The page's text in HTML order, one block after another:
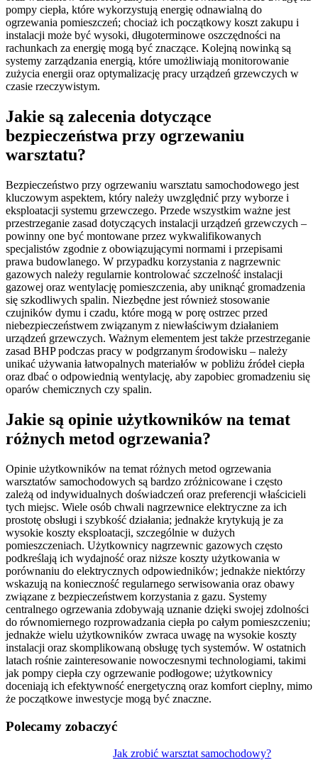
pompy ciepła, które wykorzystują energię odnawialną do
ogrzewania pomieszczeń; chociaż ich początkowy koszt zakupu i
instalacji może być wysoki, długoterminowe oszczędności na
rachunkach za energię mogą być znaczące. Kolejną nowinką są
systemy zarządzania energią, które umożliwiają monitorowanie
zużycia energii oraz optymalizację pracy urządzeń grzewczych w
czasie rzeczywistym.
Jakie są zalecenia dotyczące
bezpieczeństwa przy ogrzewaniu
warsztatu?
Bezpieczeństwo przy ogrzewaniu warsztatu samochodowego jest
kluczowym aspektem, który należy uwzględnić przy wyborze i
eksploatacji systemu grzewczego. Przede wszystkim ważne jest
przestrzeganie zasad dotyczących instalacji urządzeń grzewczych –
powinny one być montowane przez wykwalifikowanych
specjalistów zgodnie z obowiązującymi normami i przepisami
prawa budowlanego. W przypadku korzystania z nagrzewnic
gazowych należy regularnie kontrolować szczelność instalacji
gazowej oraz wentylację pomieszczenia, aby uniknąć gromadzenia
się szkodliwych spalin. Niezbędne jest również stosowanie
czujników dymu i czadu, które mogą w porę ostrzec przed
niebezpieczeństwem związanym z niewłaściwym działaniem
urządzeń grzewczych. Ważnym elementem jest także przestrzeganie
zasad BHP podczas pracy w podgrzanym środowisku – należy
unikać używania łatwopalnych materiałów w pobliżu źródeł ciepła
oraz dbać o odpowiednią wentylację, aby zapobiec gromadzeniu się
oparów chemicznych czy spalin.
Jakie są opinie użytkowników na temat
różnych metod ogrzewania?
Opinie użytkowników na temat różnych metod ogrzewania
warsztatów samochodowych są bardzo zróżnicowane i często
zależą od indywidualnych doświadczeń oraz preferencji właścicieli
tych miejsc. Wiele osób chwali nagrzewnice elektryczne za ich
prostotę obsługi i szybkość działania; jednakże krytykują je za
wysokie koszty eksploatacji, szczególnie w dużych
pomieszczeniach. Użytkownicy nagrzewnic gazowych często
podkreślają ich wydajność oraz niższe koszty użytkowania w
porównaniu do elektrycznych odpowiedników; jednakże niektórzy
wskazują na konieczność regularnego serwisowania oraz obawy
związane z bezpieczeństwem korzystania z gazu. Systemy
centralnego ogrzewania zdobywają uznanie dzięki swojej zdolności
do równomiernego rozprowadzania ciepła po całym pomieszczeniu;
jednakże wielu użytkowników zwraca uwagę na wysokie koszty
instalacji oraz skomplikowaną obsługę tych systemów. W ostatnich
latach rośnie zainteresowanie nowoczesnymi technologiami, takimi
jak pompy ciepła czy ogrzewanie podłogowe; użytkownicy
doceniają ich efektywność energetyczną oraz komfort cieplny, mimo
że początkowe inwestycje mogą być znaczne.
Polecamy zobaczyć
Jak zrobić warsztat samochodowy?